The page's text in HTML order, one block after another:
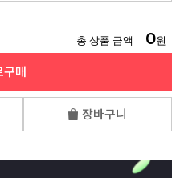
총 상품 금액 0원
구매
장바구니